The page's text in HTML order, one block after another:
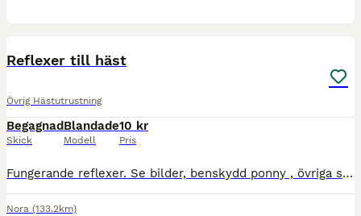
Reflexer till häst
Övrig Hästutrustning
Begagnad
Skick
Blandade
Modell
10 kr
Pris
Fungerande reflexer. Se bilder, benskydd ponny , övriga större stl Ge bud då det bara ligger. Köpare står för ev frakt
Nora (133.2km)